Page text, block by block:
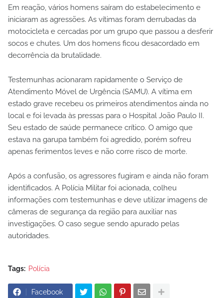
Em reação, vários homens saíram do estabelecimento e
iniciaram as agressões. As vítimas foram derrubadas da
motocicleta e cercadas por um grupo que passou a desferir
socos e chutes. Um dos homens ficou desacordado em
decorrência da brutalidade.
Testemunhas acionaram rapidamente o Serviço de
Atendimento Móvel de Urgência (SAMU). A vítima em
estado grave recebeu os primeiros atendimentos ainda no
local e foi levada às pressas para o Hospital João Paulo II.
Seu estado de saúde permanece crítico. O amigo que
estava na garupa também foi agredido, porém sofreu
apenas ferimentos leves e não corre risco de morte.
Após a confusão, os agressores fugiram e ainda não foram
identificados. A Polícia Militar foi acionada, colheu
informações com testemunhas e deve utilizar imagens de
câmeras de segurança da região para auxiliar nas
investigações. O caso segue sendo apurado pelas
autoridades.
Tags: Polícia
Facebook